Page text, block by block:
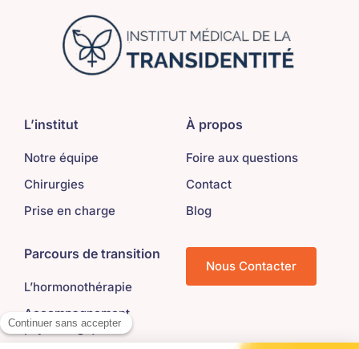
L’institut
Notre équipe
Chirurgies
Prise en charge
À propos
Foire aux questions
Contact
Blog
Parcours de transition
L’hormonothérapie
Accompagnement
psychologique
Nous Contacter